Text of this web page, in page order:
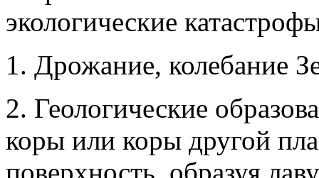
1. Дрожание, колебание
2. Геологические
коры или коры другой
поверхность, образуя